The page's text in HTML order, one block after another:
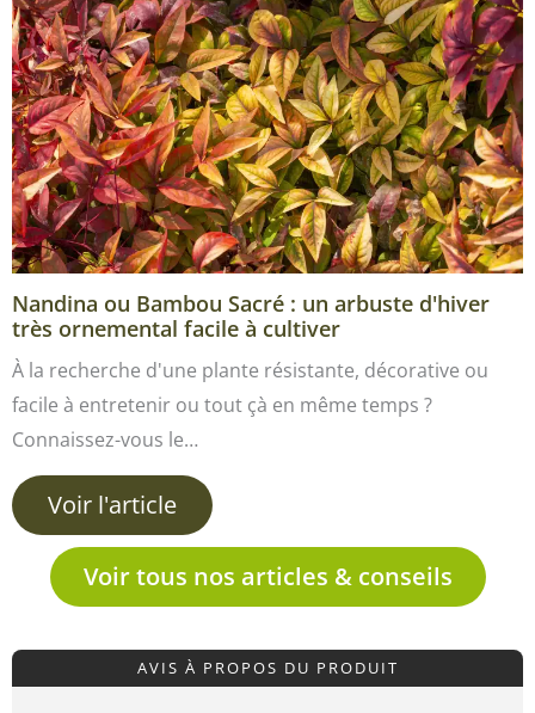
Nandina ou Bambou Sacré : un arbuste d'hiver
très ornemental facile à cultiver
À la recherche d'une plante résistante, décorative ou
facile à entretenir ou tout çà en même temps ?
Connaissez-vous le…
Voir l'article
Voir tous nos articles & conseils
AVIS À PROPOS DU PRODUIT